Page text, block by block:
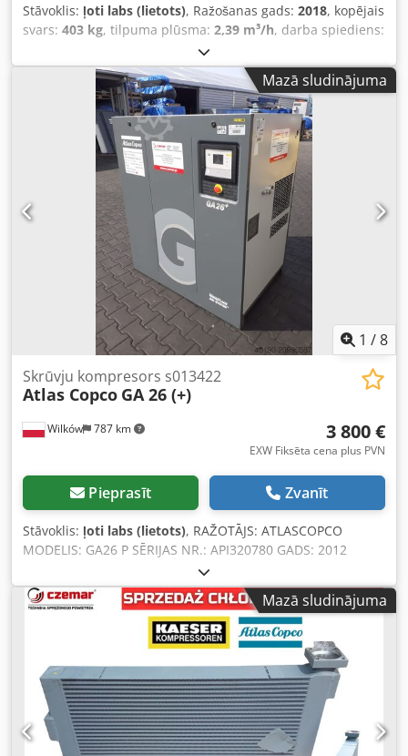
Stāvoklis: ļoti labs (lietots), Ražošanas gads: 2018, kopējais
svars: 403 kg, tilpuma plūsma: 2,39 m³/h, darba spiediens:
, ieejas spriegums:400 V
skrūvju kompresors Dzinējs: 15 kW Ražīgums: 2,39 m³/min
Spiediens: 10 bar Ražošanas gads: 2018 Djdpfx Afjyfw
Sgslokr Darba stundas: 8 092 h
Mazā sludinājuma
1 /8
Wilków 787 km
Skrūvju kompresors s013422
Atlas Copco GA 26 (+)
3 800 €
EXW Fiksēta cena plus PVN
Pieprasīt Zvanīt
Stāvoklis: ļoti labs (lietots), RAŽOTĀJS: ATLASCOPCO
MODELIS: GA26 P SĒRIJAS NR.: API320780 GADS: 2012
JAUDA (kW): 26 RAŽĪBA (m³/min): 4,16 Dkedpeya Dudefx
Aflsr SPIEDIENS (bar): 10
Mazā sludinājuma